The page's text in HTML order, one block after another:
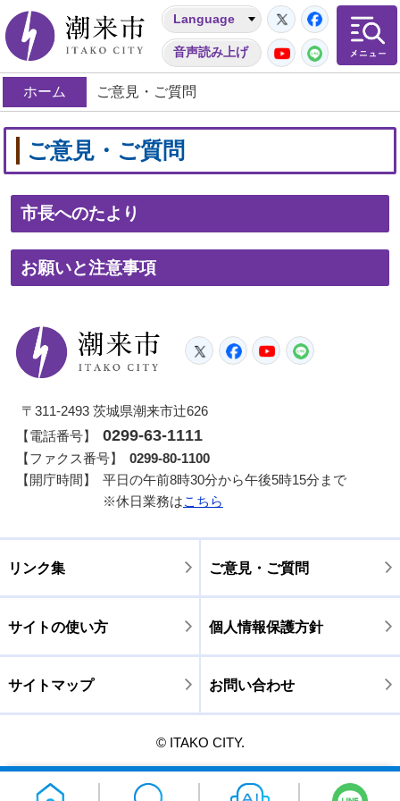
潮来市
Language
音声読み上げ
Twitter
YouTube
LINE
ホーム ご意見・ご質問
ご意見・ご質問
市長へのたより
お願いと注意事項
潮来市
TwitterFacebook
YouTube
〒311-2493 茨城県潮来市辻626
【電話番号】
0299-63-1111
【ファクス番号】
0299-80-1100
【開庁時間】
平日の午前8時30分から午後5時15分まで
※休日業務はこちら
リンク集 ご意見・ご質問
サイトの使い方 個人情報保護方針
サイトマップ お問い合わせ
© ITAKO CITY.